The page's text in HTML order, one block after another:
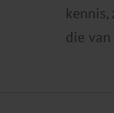
die van